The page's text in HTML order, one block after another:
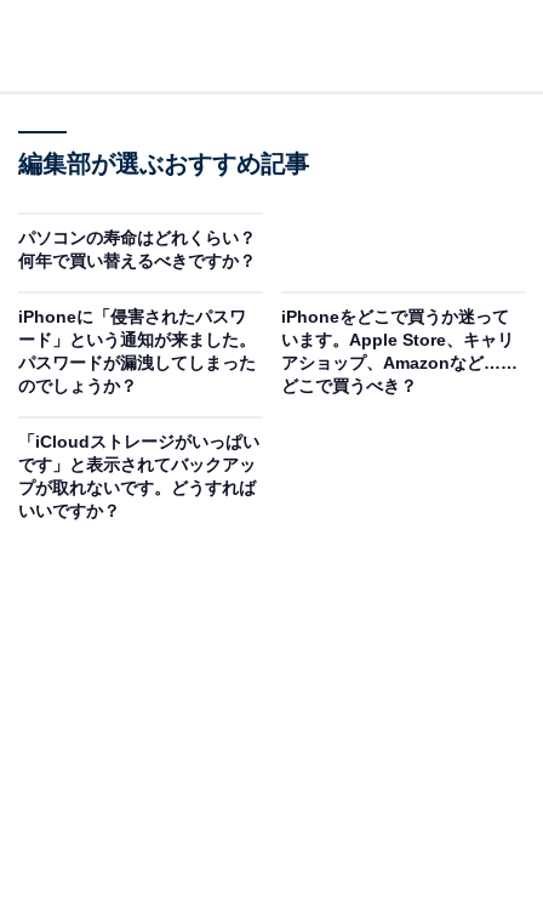
どういうことなのか、以下で詳しく解説します。
どんな組み合わせでも問題ないが、連携がスムー
ズになるのは確か
スマホとパソコンはそれぞれのOSに関わらず、データや
ファイルをやりとりすることができます。直接ケーブル
をつないでスマホからPCにファイルを転送できるほか、
クラウドサービスを利用してさまざまなデータをやりと
りすることも可能。また、ブラウザから利用できるいろ
いろなサービスは、それをスマホのアプリ（またはブラ
編集部が選ぶおすすめ記事
パソコンの寿命はどれくらい？
何年で買い替えるべきですか？
iPhoneに「侵害されたパスワ
ード」という通知が来ました。
パスワードが漏洩してしまった
のでしょうか？
iPhoneをどこで買うか迷って
います。Apple Store、キャリ
アショップ、Amazonなど……
どこで買うべき？
「iCloudストレージがいっぱい
です」と表示されてバックアッ
プが取れないです。どうすれば
いいですか？